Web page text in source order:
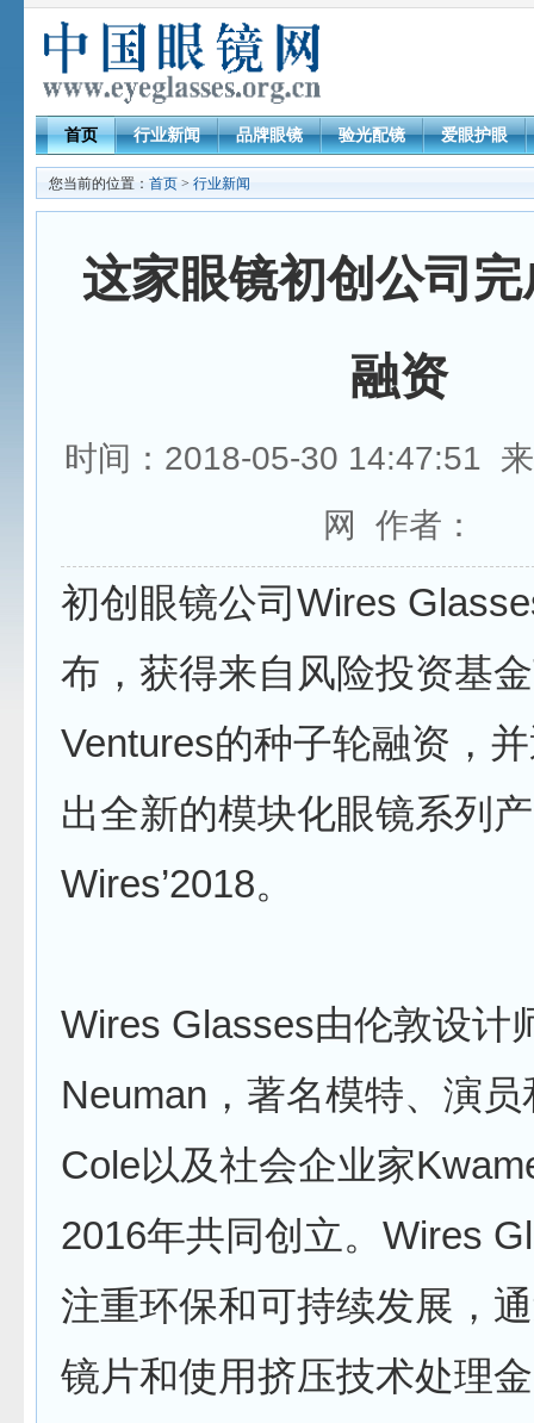
首页 行业新闻 品牌眼镜 验光配镜 爱眼护眼
您当前的位置： 首页 > 行业新闻
这家眼镜初创公司
融资
时间：2018-05-30 14:47:51
网 作者：
初创眼镜公司Wires
布，获得来自风险投资基
Ventures的种子轮融资，
出全新的模块化眼镜系列
Wires’2018。
Wires Glasses由伦敦设计
Neuman，著名模特、演
Cole以及社会企业家
2016年共同创立。Wires
注重环保和可持续发展，
镜片和使用挤压技术处理